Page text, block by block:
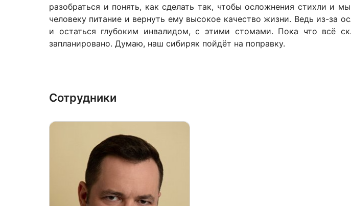
разобраться и понять, как сделать так, чтобы осложнения стихли и
человеку питание и вернуть ему высокое качество жизни. Ведь из-за
и остаться глубоким инвалидом, с этими стомами. Пока что всё
запланировано. Думаю, наш сибиряк пойдёт на поправку.
Сотрудники